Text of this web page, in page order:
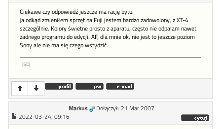
Ciekawe czy odpowiedź jeszcze ma rację bytu.
Ja odkąd zmieniłem sprzęt na Fuji jestem bardzo zadowolony, z XT-4
szczególnie. Kolory świetne prosto z aparatu, często nie odpalam nawet
żadnego programu do edycji. AF, dla mnie ok, nie jest to jeszcze poziom
Sony ale nie ma się czego wstydzić.
|5D|
Markus
Dołączył: 21 Mar 2007
2022-03-24, 09:16